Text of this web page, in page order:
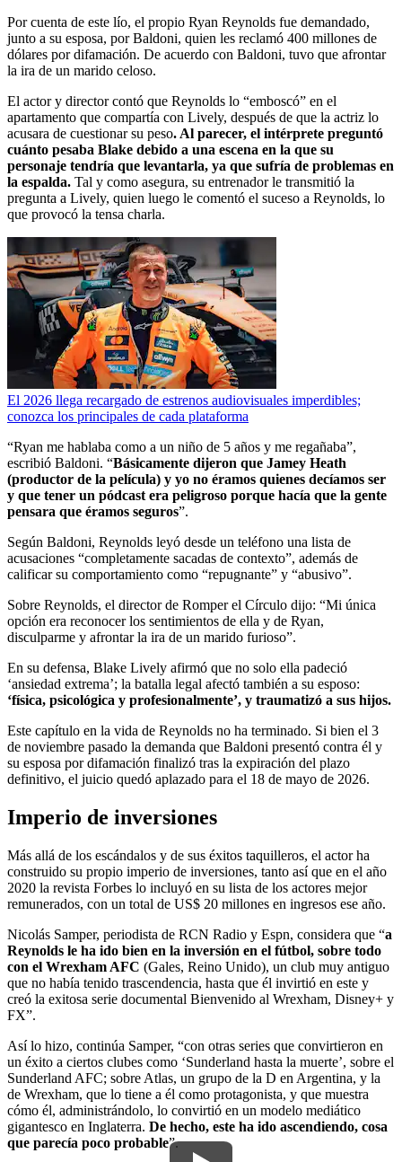
Por cuenta de este lío, el propio Ryan Reynolds fue demandado,
junto a su esposa, por Baldoni, quien les reclamó 400 millones de
dólares por difamación. De acuerdo con Baldoni, tuvo que afrontar
la ira de un marido celoso.
El actor y director contó que Reynolds lo “emboscó” en el
apartamento que compartía con Lively, después de que la actriz lo
acusara de cuestionar su peso. Al parecer, el intérprete preguntó
cuánto pesaba Blake debido a una escena en la que su
personaje tendría que levantarla, ya que sufría de problemas en
la espalda. Tal y como asegura, su entrenador le transmitió la
pregunta a Lively, quien luego le comentó el suceso a Reynolds, lo
que provocó la tensa charla.
El 2026 llega recargado de estrenos audiovisuales imperdibles;
conozca los principales de cada plataforma
“Ryan me hablaba como a un niño de 5 años y me regañaba”,
escribió Baldoni. “Básicamente dijeron que Jamey Heath
(productor de la película) y yo no éramos quienes decíamos ser
y que tener un pódcast era peligroso porque hacía que la gente
pensara que éramos seguros”.
Según Baldoni, Reynolds leyó desde un teléfono una lista de
acusaciones “completamente sacadas de contexto”, además de
calificar su comportamiento como “repugnante” y “abusivo”.
Sobre Reynolds, el director de Romper el Círculo dijo: “Mi única
opción era reconocer los sentimientos de ella y de Ryan,
disculparme y afrontar la ira de un marido furioso”.
En su defensa, Blake Lively afirmó que no solo ella padeció
‘ansiedad extrema’; la batalla legal afectó también a su esposo:
‘física, psicológica y profesionalmente’, y traumatizó a sus hijos.
Este capítulo en la vida de Reynolds no ha terminado. Si bien el 3
de noviembre pasado la demanda que Baldoni presentó contra él y
su esposa por difamación finalizó tras la expiración del plazo
definitivo, el juicio quedó aplazado para el 18 de mayo de 2026.
Imperio de inversiones
Más allá de los escándalos y de sus éxitos taquilleros, el actor ha
construido su propio imperio de inversiones, tanto así que en el año
2020 la revista Forbes lo incluyó en su lista de los actores mejor
remunerados, con un total de US$ 20 millones en ingresos ese año.
Nicolás Samper, periodista de RCN Radio y Espn, considera que “a
Reynolds le ha ido bien en la inversión en el fútbol, sobre todo
con el Wrexham AFC (Gales, Reino Unido), un club muy antiguo
que no había tenido trascendencia, hasta que él invirtió en este y
creó la exitosa serie documental Bienvenido al Wrexham, Disney+ y
FX”.
Así lo hizo, continúa Samper, “con otras series que convirtieron en
un éxito a ciertos clubes como ‘Sunderland hasta la muerte’, sobre el
Sunderland AFC; sobre Atlas, un grupo de la D en Argentina, y la
de Wrexham, que lo tiene a él como protagonista, y que muestra
cómo él, administrándolo, lo convirtió en un modelo mediático
gigantesco en Inglaterra. De hecho, este ha ido ascendiendo, cosa
que parecía poco probable”.